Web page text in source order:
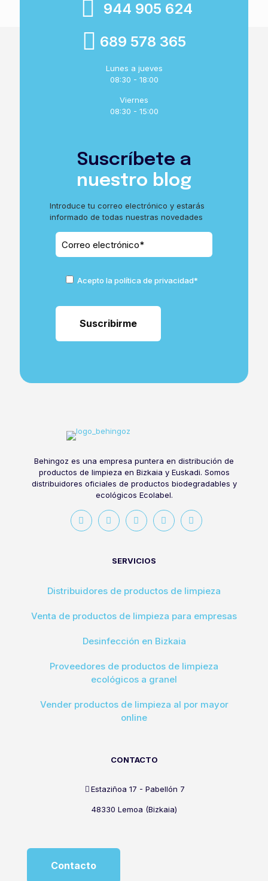
944 905 624
689 578 365
Lunes a jueves
08:30 - 18:00
Viernes
08:30 - 15:00
Suscríbete a
nuestro blog
Introduce tu correo electrónico y estarás
informado de todas nuestras novedades
Acepto la política de privacidad*
Behingoz es una empresa puntera en distribución de
productos de limpieza en Bizkaia y Euskadi. Somos
distribuidores oficiales de productos biodegradables y
ecológicos Ecolabel.
SERVICIOS
Distribuidores de productos de limpieza
Venta de productos de limpieza para empresas
Desinfección en Bizkaia
Proveedores de productos de limpieza
ecológicos a granel
Vender productos de limpieza al por mayor
online
CONTACTO
Estaziñoa 17 - Pabellón 7
48330 Lemoa (Bizkaia)
Contacto